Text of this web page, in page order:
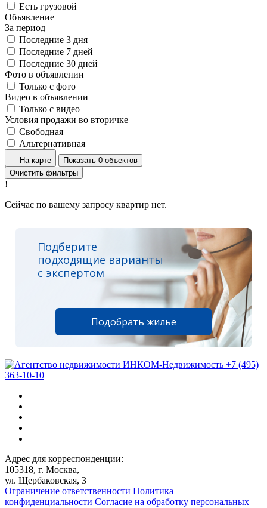
Есть грузовой
Объявление
За период
Последние 3 дня
Последние 7 дней
Последние 30 дней
Фото в объявлении
Только с фото
Видео в объявлении
Только с видео
Условия продажи во вторичке
Свободная
Альтернативная
На карте
Показать 0 объектов
Очистить фильтры
!
Сейчас по вашему запросу квартир нет.
Подберите
подходящие варианты
с экспертом
Подобрать жилье
+7 (495)
363-10-10
Адрес для корреспонденции:
105318, г. Москва,
ул. Щербаковская, 3
Ограничение ответственности Политика
конфиденциальности Согласие на обработку персональных